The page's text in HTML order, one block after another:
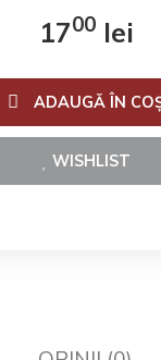
1700lei
ADAUGĂ ÎN
WISHLIST